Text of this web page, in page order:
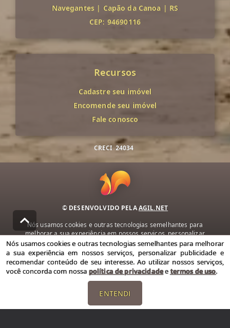
Navegantes | Capão da Canoa | RS
CEP: 94690116
Recursos
Cadastre seu imóvel
Encomende seu imóvel
Fale conosco
CRECI 24034
© DESENVOLVIDO PELAAGIL.NET
Nós usamos cookies e outras tecnologias semelhantes para
melhorar a sua experiência em nossos serviços, personalizar
publicidade e recomendar conteúdo de seu interesse. Ao utilizar
nossos serviços, você concorda com nossa política de privacidade e
termos de uso.
Política de Privacidade Termos de uso
Nós usamos cookies e outras tecnologias semelhantes para melhorar
a sua experiência em nossos serviços, personalizar publicidade e
recomendar conteúdo de seu interesse. Ao utilizar nossos serviços,
você concorda com nossa política de privacidadeetermos de uso.
ENTENDI